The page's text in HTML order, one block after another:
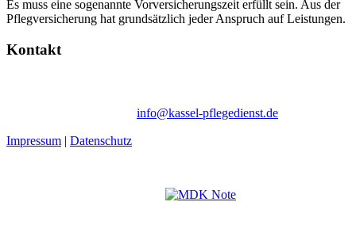
Es muss eine sogenannte Vorversicherungszeit erfüllt sein. Aus der
Pflegversicherung hat grundsätzlich jeder Anspruch auf Leistungen.
Kontakt
info@kassel-pflegedienst.de
Impressum | Datenschutz